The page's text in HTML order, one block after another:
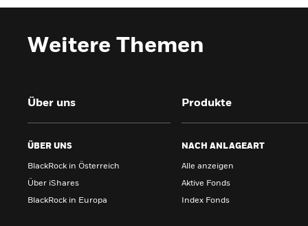
Weitere Themen
Über uns
ÜBER UNS
BlackRock in Österreich
Über iShares
BlackRock in Europa
Produkte
NACH ANLAGEART
Alle anzeigen
Aktive Fonds
Index Fonds